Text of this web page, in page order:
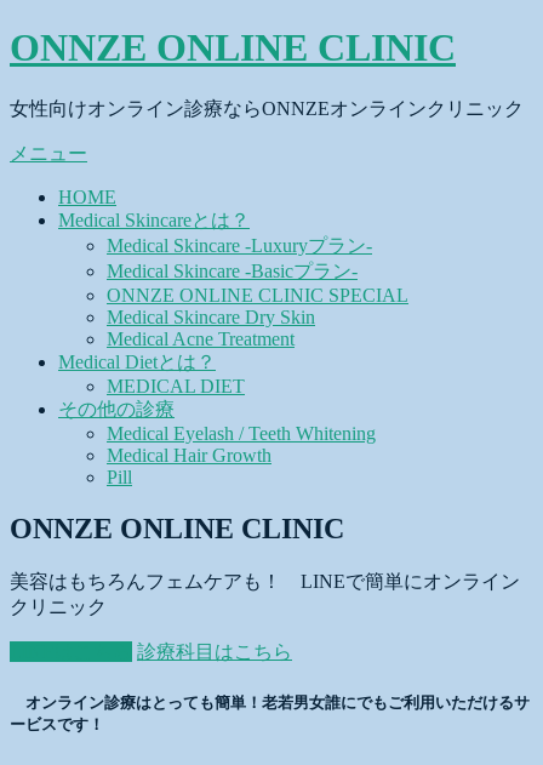
コ
ン
ン
へ
ONNZE ONLINE CLINIC
女性向けオンライン診療ならONNZEオンラインクリニック
メニュー
HOME
Medical Skincareとは？
Medical Skincare -Luxuryプラン-
Medical Skincare -Basicプラン-
ONNZE ONLINE CLINIC SPECIAL
Medical Skincare Dry Skin
Medical Acne Treatment
Medical Dietとは？
MEDICAL DIET
その他の診療
Medical Eyelash / Teeth Whitening
Medical Hair Growth
Pill
ONNZE ONLINE CLINIC
美容はもちろんフェムケアも！ LINEで簡単にオンライン
クリニック
診療科目はこちら
オンライン診療はとっても簡単！老若男女誰にでもご利用いただけるサ
ービスです！